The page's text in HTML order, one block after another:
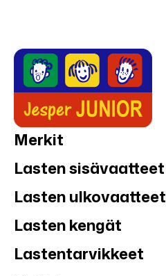
Merkit
Lasten sisävaatteet
Lasten ulkovaatteet
Lasten kengät
Lastentarvikkeet